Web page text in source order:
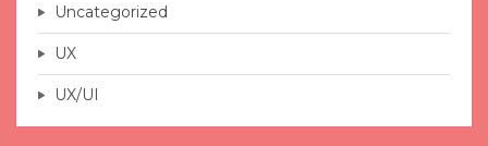
Uncategorized
UX
UX/UI